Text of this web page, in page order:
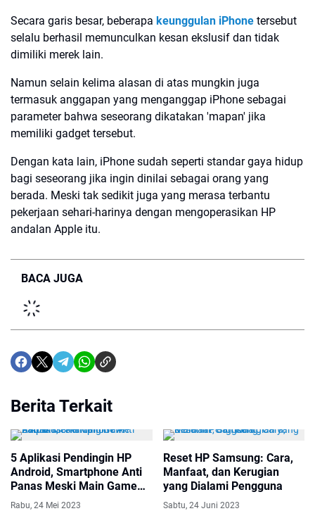
Secara garis besar, beberapa keunggulan iPhone tersebut
selalu berhasil memunculkan kesan ekslusif dan tidak
dimiliki merek lain.
Namun selain kelima alasan di atas mungkin juga
termasuk anggapan yang menganggap iPhone sebagai
parameter bahwa seseorang dikatakan 'mapan' jika
memiliki gadget tersebut.
Dengan kata lain, iPhone sudah seperti standar gaya hidup
bagi seseorang jika ingin dinilai sebagai orang yang
berada. Meski tak sedikit juga yang merasa terbantu
pekerjaan sehari-harinya dengan mengoperasikan HP
andalan Apple itu.
BACA JUGA
Berita Terkait
5 Aplikasi Pendingin HP
Android, Smartphone Anti
Panas Meski Main Game
Lama
Rabu, 24 Mei 2023
Reset HP Samsung: Cara,
Manfaat, dan Kerugian
yang Dialami Pengguna
Sabtu, 24 Juni 2023